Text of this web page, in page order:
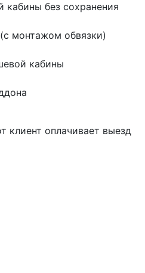
без сохранения
монтажом обвязки)
кабины
клиент оплачивает выезд